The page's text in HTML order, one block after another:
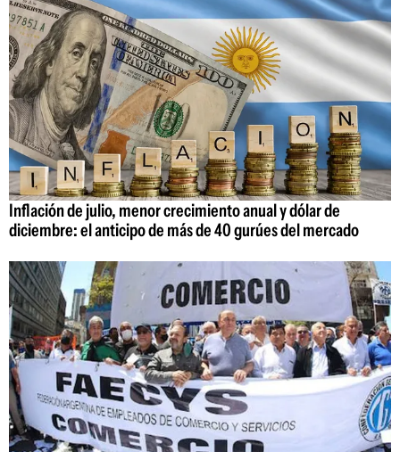
Inflación de julio, menor crecimiento anual y dólar de
diciembre: el anticipo de más de 40 gurúes del mercado